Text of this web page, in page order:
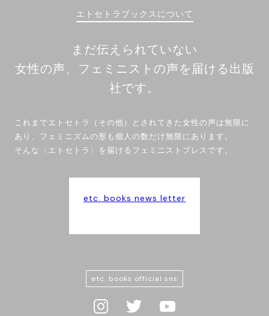
エトセトラブックスについて
まだ伝えられていない
女性の声、フェミニストの声を届ける出版
社です。
これまでエトセトラ（その他）とされてきた女性の声は無限に
あり、フェミニズムの形も個人の数だけ無限にあります。
そんな〈エトセトラ〉を届けるフェミニストプレスです。
etc. books news letter
etc. books official sns